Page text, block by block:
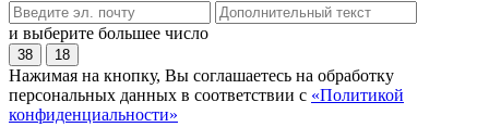
и выберите большее число
38 18
Нажимая на кнопку, Вы соглашаетесь на обработку
персональных данных в соответствии с «Политикой
конфиденциальности»